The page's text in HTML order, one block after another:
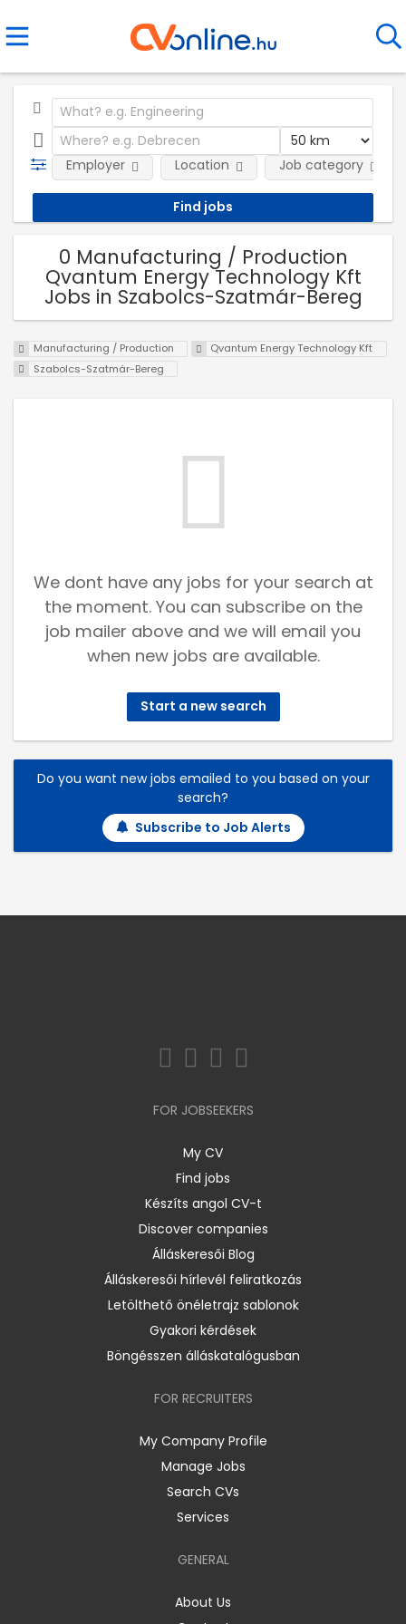
Employer Location Job category
0 Manufacturing / Production
Qvantum Energy Technology Kft
Jobs in Szabolcs-Szatmár-Bereg
Manufacturing / Production
Qvantum Energy Technology Kft
Szabolcs-Szatmár-Bereg
We dont have any jobs for your search at
the moment. You can subscribe on the
job mailer above and we will email you
when new jobs are available.
Start a new search
Do you want new jobs emailed to you based on your
search?
Subscribe to Job Alerts
FOR JOBSEEKERS
My CV
Find jobs
Készíts angol CV-t
Discover companies
Álláskeresői Blog
Álláskeresői hírlevél feliratkozás
Letölthető önéletrajz sablonok
Gyakori kérdések
Böngésszen álláskatalógusban
FOR RECRUITERS
My Company Profile
Manage Jobs
Search CVs
Services
GENERAL
About Us